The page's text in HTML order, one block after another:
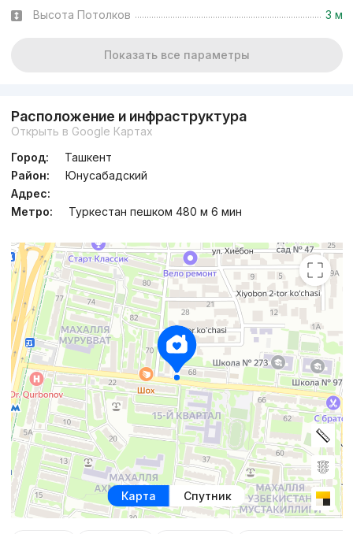
Высота Потолков 3 м
Показать все параметры
Расположение и инфраструктура
Открыть в Google Картах
Город:
Ташкент
Район:
Юнусабадский
Адрес:
Метро:
Туркестан пешком 480 м 6 мин
Карта Спутник